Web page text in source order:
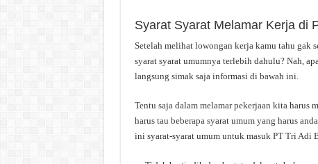
Syarat Syarat Melamar Kerja di
Setelah melihat lowongan kerja kamu tahu gak
syarat syarat umumnya terlebih dahulu? Nah,
langsung simak saja informasi di bawah ini.
Tentu saja dalam melamar pekerjaan kita harus
harus tau beberapa syarat umum yang harus
ini syarat-syarat umum untuk masuk PT Tri Adi